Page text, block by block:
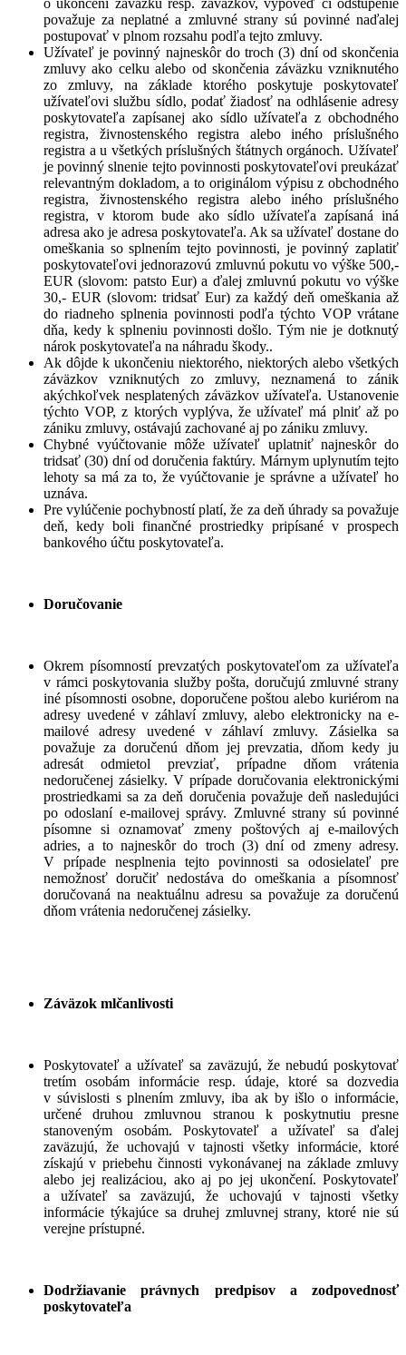
považuje za neplatné a zmluvné strany sú povinné naďalej
postupovať v plnom rozsahu podľa tejto zmluvy.
Užívateľ je povinný najneskôr do troch (3) dní od skončenia
zmluvy ako celku alebo od skončenia záväzku vzniknutého
zo zmluvy, na základe ktorého poskytuje poskytovateľ
užívateľovi službu sídlo, podať žiadosť na odhlásenie adresy
poskytovateľa zapísanej ako sídlo užívateľa z obchodného
registra, živnostenského registra alebo iného príslušného
registra a u všetkých príslušných štátnych orgánoch. Užívateľ
je povinný slnenie tejto povinnosti poskytovateľovi preukázať
relevantným dokladom, a to originálom výpisu z obchodného
registra, živnostenského registra alebo iného príslušného
registra, v ktorom bude ako sídlo užívateľa zapísaná iná
adresa ako je adresa poskytovateľa. Ak sa užívateľ dostane do
omeškania so splnením tejto povinnosti, je povinný zaplatiť
poskytovateľovi jednorazovú zmluvnú pokutu vo výške 500,-
EUR (slovom: patsto Eur) a ďalej zmluvnú pokutu vo výške
30,- EUR (slovom: tridsať Eur) za každý deň omeškania až
do riadneho splnenia povinnosti podľa týchto VOP vrátane
dňa, kedy k splneniu povinnosti došlo. Tým nie je dotknutý
nárok poskytovateľa na náhradu škody..
Ak dôjde k ukončeniu niektorého, niektorých alebo všetkých
záväzkov vzniknutých zo zmluvy, neznamená to zánik
akýchkoľvek nesplatených záväzkov užívateľa. Ustanovenie
týchto VOP, z ktorých vyplýva, že užívateľ má plniť až po
zániku zmluvy, ostávajú zachované aj po zániku zmluvy.
Chybné vyúčtovanie môže užívateľ uplatniť najneskôr do
tridsať (30) dní od doručenia faktúry. Márnym uplynutím tejto
lehoty sa má za to, že vyúčtovanie je správne a užívateľ ho
uznáva.
Pre vylúčenie pochybností platí, že za deň úhrady sa považuje
deň, kedy boli finančné prostriedky pripísané v prospech
bankového účtu poskytovateľa.
Doručovanie
Okrem písomností prevzatých poskytovateľom za užívateľa
v rámci poskytovania služby pošta, doručujú zmluvné strany
iné písomnosti osobne, doporučene poštou alebo kuriérom na
adresy uvedené v záhlaví zmluvy, alebo elektronicky na e-
mailové adresy uvedené v záhlaví zmluvy. Zásielka sa
považuje za doručenú dňom jej prevzatia, dňom kedy ju
adresát odmietol prevziať, prípadne dňom vrátenia
nedoručenej zásielky. V prípade doručovania elektronickými
prostriedkami sa za deň doručenia považuje deň nasledujúci
po odoslaní e-mailovej správy. Zmluvné strany sú povinné
písomne si oznamovať zmeny poštových aj e-mailových
adries, a to najneskôr do troch (3) dní od zmeny adresy.
V prípade nesplnenia tejto povinnosti sa odosielateľ pre
nemožnosť doručiť nedostáva do omeškania a písomnosť
doručovaná na neaktuálnu adresu sa považuje za doručenú
dňom vrátenia nedoručenej zásielky.
Záväzok mlčanlivosti
Poskytovateľ a užívateľ sa zaväzujú, že nebudú poskytovať
tretím osobám informácie resp. údaje, ktoré sa dozvedia
v súvislosti s plnením zmluvy, iba ak by išlo o informácie,
určené druhou zmluvnou stranou k poskytnutiu presne
stanoveným osobám. Poskytovateľ a užívateľ sa ďalej
zaväzujú, že uchovajú v tajnosti všetky informácie, ktoré
získajú v priebehu činnosti vykonávanej na základe zmluvy
alebo jej realizáciou, ako aj po jej ukončení. Poskytovateľ
a užívateľ sa zaväzujú, že uchovajú v tajnosti všetky
informácie týkajúce sa druhej zmluvnej strany, ktoré nie sú
verejne prístupné.
Dodržiavanie právnych predpisov a zodpovednosť
poskytovateľa